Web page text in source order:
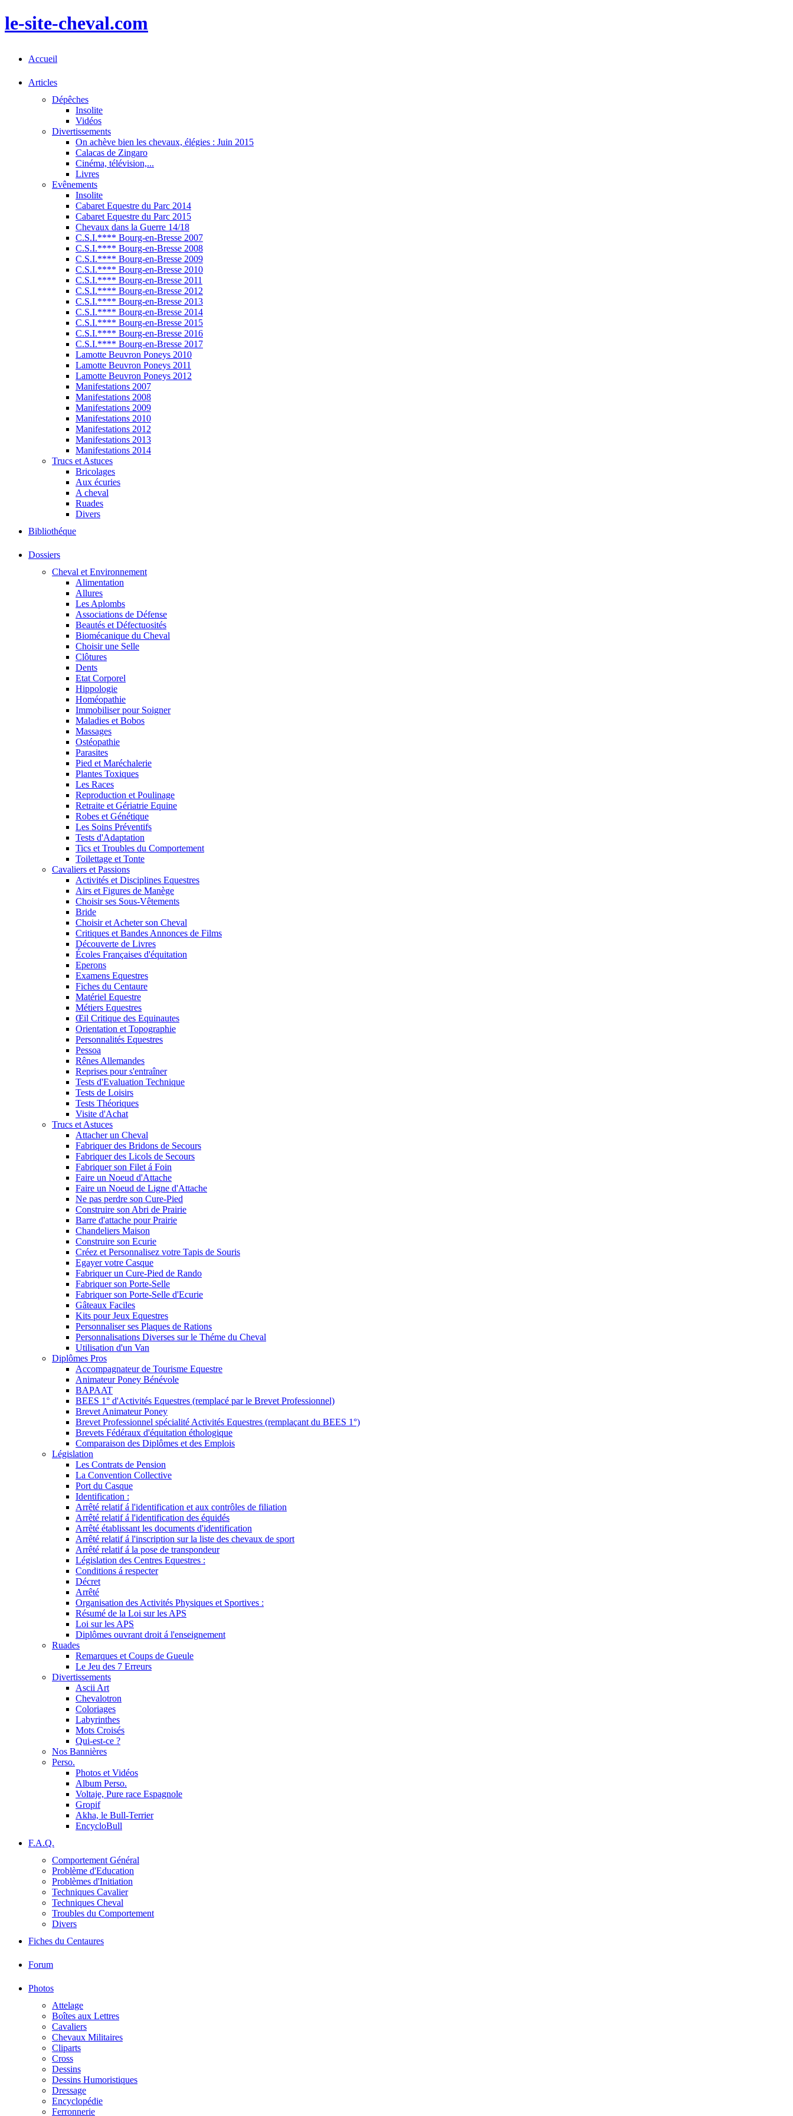
le-site-cheval.com
Accueil
Articles
Dépêches
Insolite
Vidéos
Divertissements
On achève bien les chevaux, élégies : Juin 2015
Calacas de Zingaro
Cinéma, télévision,...
Livres
Evênements
Insolite
Cabaret Equestre du Parc 2014
Cabaret Equestre du Parc 2015
Chevaux dans la Guerre 14/18
C.S.I.**** Bourg-en-Bresse 2007
C.S.I.**** Bourg-en-Bresse 2008
C.S.I.**** Bourg-en-Bresse 2009
C.S.I.**** Bourg-en-Bresse 2010
C.S.I.**** Bourg-en-Bresse 2011
C.S.I.**** Bourg-en-Bresse 2012
C.S.I.**** Bourg-en-Bresse 2013
C.S.I.**** Bourg-en-Bresse 2014
C.S.I.**** Bourg-en-Bresse 2015
C.S.I.**** Bourg-en-Bresse 2016
C.S.I.**** Bourg-en-Bresse 2017
Lamotte Beuvron Poneys 2010
Lamotte Beuvron Poneys 2011
Lamotte Beuvron Poneys 2012
Manifestations 2007
Manifestations 2008
Manifestations 2009
Manifestations 2010
Manifestations 2012
Manifestations 2013
Manifestations 2014
Trucs et Astuces
Bricolages
Aux écuries
A cheval
Ruades
Divers
Bibliothéque
Dossiers
Cheval et Environnement
Alimentation
Allures
Les Aplombs
Associations de Défense
Beautés et Défectuosités
Biomécanique du Cheval
Choisir une Selle
Clôtures
Dents
Etat Corporel
Hippologie
Homéopathie
Immobiliser pour Soigner
Maladies et Bobos
Massages
Ostéopathie
Parasites
Pied et Maréchalerie
Plantes Toxiques
Les Races
Reproduction et Poulinage
Retraite et Gériatrie Equine
Robes et Génétique
Les Soins Préventifs
Tests d'Adaptation
Tics et Troubles du Comportement
Toilettage et Tonte
Cavaliers et Passions
Activités et Disciplines Equestres
Airs et Figures de Manège
Choisir ses Sous-Vêtements
Bride
Choisir et Acheter son Cheval
Critiques et Bandes Annonces de Films
Découverte de Livres
Écoles Françaises d'équitation
Eperons
Examens Equestres
Fiches du Centaure
Matériel Equestre
Métiers Equestres
Œil Critique des Equinautes
Orientation et Topographie
Personnalités Equestres
Pessoa
Rênes Allemandes
Reprises pour s'entraîner
Tests d'Evaluation Technique
Tests de Loisirs
Tests Théoriques
Visite d'Achat
Trucs et Astuces
Attacher un Cheval
Fabriquer des Bridons de Secours
Fabriquer des Licols de Secours
Fabriquer son Filet á Foin
Faire un Noeud d'Attache
Faire un Noeud de Ligne d'Attache
Ne pas perdre son Cure-Pied
Construire son Abri de Prairie
Barre d'attache pour Prairie
Chandeliers Maison
Construire son Ecurie
Créez et Personnalisez votre Tapis de Souris
Egayer votre Casque
Fabriquer un Cure-Pied de Rando
Fabriquer son Porte-Selle
Fabriquer son Porte-Selle d'Ecurie
Gâteaux Faciles
Kits pour Jeux Equestres
Personnaliser ses Plaques de Rations
Personnalisations Diverses sur le Théme du Cheval
Utilisation d'un Van
Diplômes Pros
Accompagnateur de Tourisme Equestre
Animateur Poney Bénévole
BAPAAT
BEES 1° d'Activités Equestres (remplacé par le Brevet Professionnel)
Brevet Animateur Poney
Brevet Professionnel spécialité Activités Equestres (remplaçant du BEES 1°)
Brevets Fédéraux d'équitation éthologique
Comparaison des Diplômes et des Emplois
Législation
Les Contrats de Pension
La Convention Collective
Port du Casque
Identification :
Arrêté relatif á l'identification et aux contrôles de filiation
Arrêté relatif á l'identification des équidés
Arrêté établissant les documents d'identification
Arrêté relatif á l'inscription sur la liste des chevaux de sport
Arrêté relatif á la pose de transpondeur
Législation des Centres Equestres :
Conditions á respecter
Décret
Arrêté
Organisation des Activités Physiques et Sportives :
Résumé de la Loi sur les APS
Loi sur les APS
Diplômes ouvrant droit á l'enseignement
Ruades
Remarques et Coups de Gueule
Le Jeu des 7 Erreurs
Divertissements
Ascii Art
Chevalotron
Coloriages
Labyrinthes
Mots Croisés
Qui-est-ce ?
Nos Bannières
Perso.
Photos et Vidéos
Album Perso.
Voltaje, Pure race Espagnole
Gropif
Akha, le Bull-Terrier
EncycloBull
F.A.Q.
Comportement Général
Problème d'Education
Problèmes d'Initiation
Techniques Cavalier
Techniques Cheval
Troubles du Comportement
Divers
Fiches du Centaures
Forum
Photos
Attelage
Boîtes aux Lettres
Cavaliers
Chevaux Militaires
Cliparts
Cross
Dessins
Dessins Humoristiques
Dressage
Encyclopédie
Ferronnerie